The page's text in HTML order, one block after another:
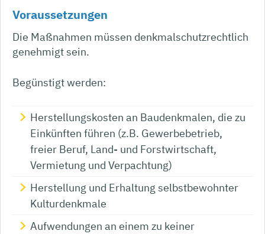
Voraussetzungen
Die Maßnahmen müssen denkmalschutzrechtlich
genehmigt sein.
Begünstigt werden:
Herstellungskosten an Baudenkmalen, die zu
Einkünften führen (z.B. Gewerbebetrieb,
freier Beruf, Land- und Forstwirtschaft,
Vermietung und Verpachtung)
Herstellung und Erhaltung selbstbewohnter
Kulturdenkmale
Aufwendungen an einem zu keiner